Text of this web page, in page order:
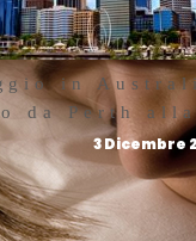
in
da Perth
3 Dicembre